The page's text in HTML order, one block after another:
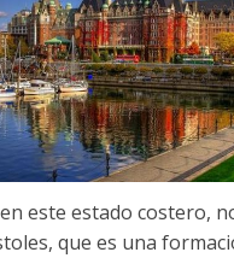
este estado costero,
que es una